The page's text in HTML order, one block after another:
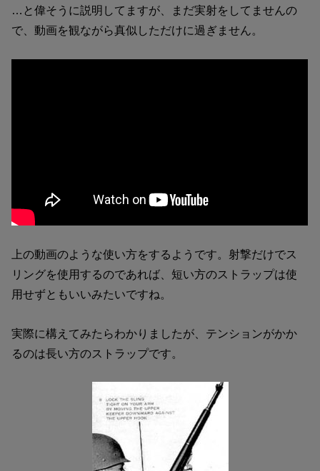
…と偉そうに説明してますが、まだ実射をしてませんの
で、動画を観ながら真似しただけに過ぎません。
上の動画のような使い方をするようです。射撃だけでス
リングを使用するのであれば、短い方のストラップは使
用せずともいいみたいですね。
実際に構えてみたらわかりましたが、テンションがかか
るのは長い方のストラップです。